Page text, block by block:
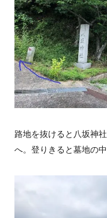
路地を抜けると八坂神
へ。登りきると墓地の中